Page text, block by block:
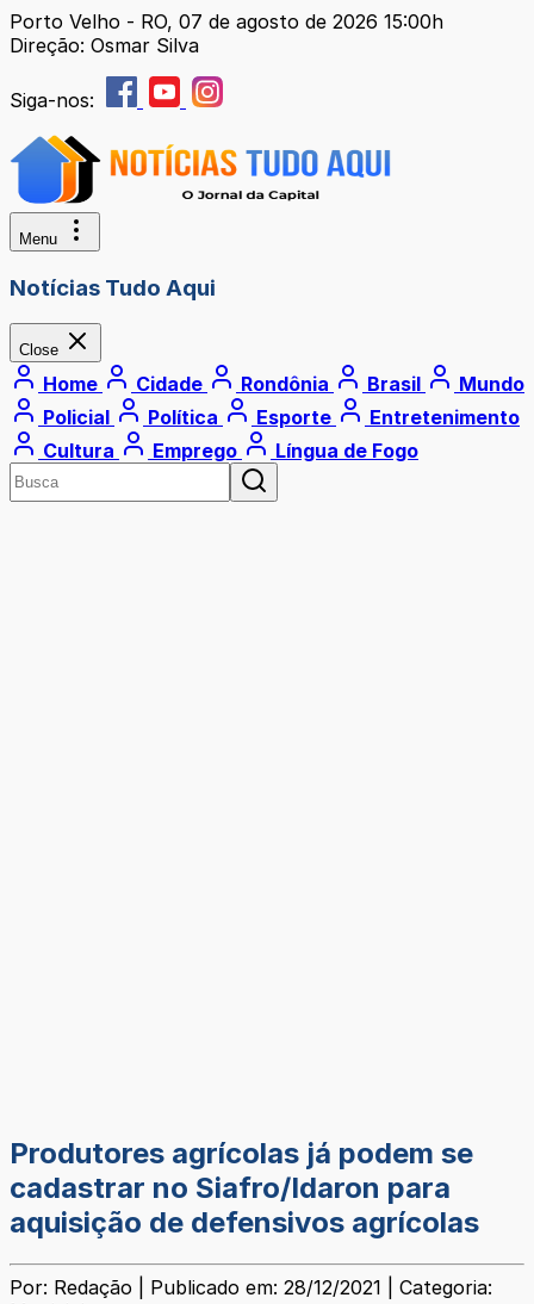
Porto Velho - RO, 07 de agosto de 2026 15:00h
Direção: Osmar Silva
Siga-nos:
Menu
Notícias Tudo Aqui
Close
Home Cidade Rondônia Brasil
Mundo
Policial
Política Esporte
Entretenimento
Cultura
Emprego Língua de Fogo
Produtores agrícolas já podem se
cadastrar no Siafro/Idaron para
aquisição de defensivos agrícolas
Por: Redação | Publicado em: 28/12/2021 | Categoria: